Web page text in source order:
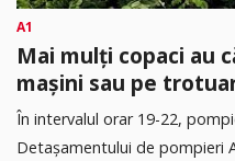
A1
Mai mulți copaci au
mașini sau pe
În intervalul orar 19-22,
Detașamentului de pompieri